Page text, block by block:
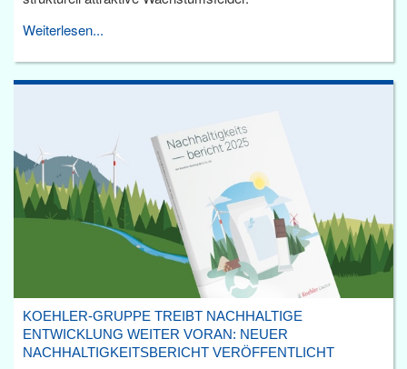
Weiterlesen...
KOEHLER-GRUPPE TREIBT NACHHALTIGE
ENTWICKLUNG WEITER VORAN: NEUER
NACHHALTIGKEITSBERICHT VERÖFFENTLICHT